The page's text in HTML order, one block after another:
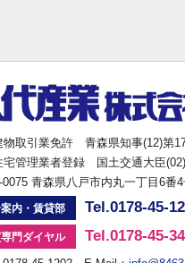
物取引業免許 青森県知事(12)第
宅管理業者登録 国土交通大臣
0075 青森県八戸市内丸一丁目6番4
内・賃貸部 Tel.0178-45-
門ダイヤル Tel.0178-45-